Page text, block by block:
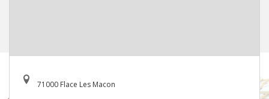
71000 Flace Les Macon